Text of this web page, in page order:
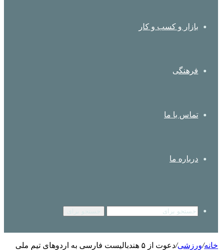
بازار و کسب و کار
فرهنگی
تماس با ما
درباره ما
خانه/ورزشی/دعوت از ۵ هندبالیست فارسی به اردوهای تیم ملی